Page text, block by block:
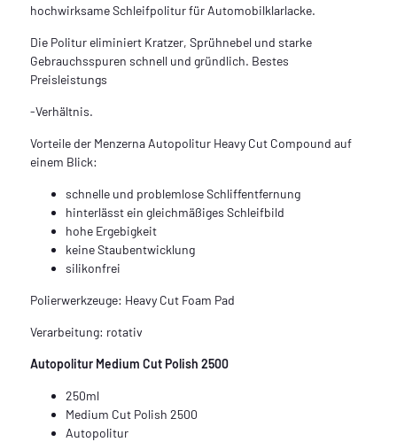
hochwirksame Schleifpolitur für Automobilklarlacke.
Die Politur eliminiert Kratzer, Sprühnebel und starke
Gebrauchsspuren schnell und gründlich. Bestes
Preisleistungs
-Verhältnis.
Vorteile der Menzerna Autopolitur Heavy Cut Compound auf
einem Blick:
schnelle und problemlose Schliffentfernung
hinterlässt ein gleichmäßiges Schleifbild
hohe Ergebigkeit
keine Staubentwicklung
silikonfrei
Polierwerkzeuge: Heavy Cut Foam Pad
Verarbeitung: rotativ
Autopolitur Medium Cut Polish 2500
250ml
Medium Cut Polish 2500
Autopolitur